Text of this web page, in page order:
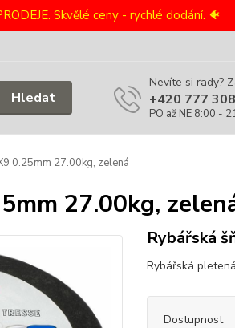
Skvělé ceny - rychlé dodání. 🐠
Hledat
Nevíte si rady?
+420 777
PO až NE 8:00 -
0.25mm 27.00kg, zelená
27.00kg,
Rybářská
Rybářská
Dostupnost